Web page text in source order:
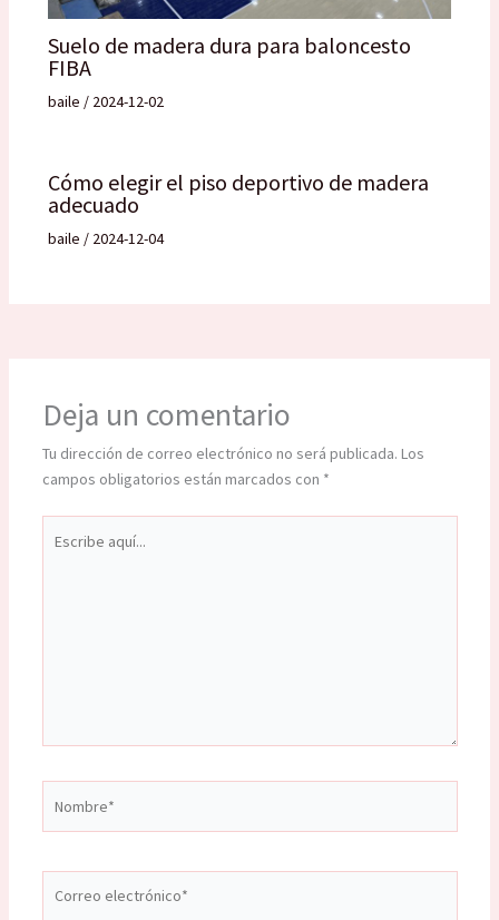
Suelo de madera dura para baloncesto
FIBA
baile / 2024-12-02
Cómo elegir el piso deportivo de madera
adecuado
baile / 2024-12-04
Deja un comentario
Tu dirección de correo electrónico no será publicada. Los
campos obligatorios están marcados con *
aquí...
electrónico*